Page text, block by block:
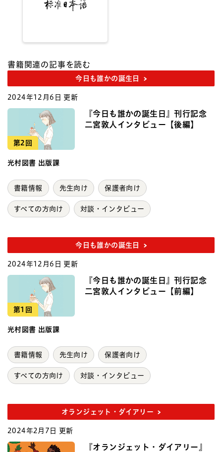
書籍関連の記事を読む
今日も誰かの誕生日
2024年12月6日 更新
第2回
『今日も誰かの誕生日』刊行記念
二宮敦人インタビュー【後編】
光村図書 出版課
書籍情報 先生向け 保護者向け
すべての方向け 対談・インタビュー
今日も誰かの誕生日
2024年12月6日 更新
第1回
『今日も誰かの誕生日』刊行記念
二宮敦人インタビュー【前編】
光村図書 出版課
書籍情報 先生向け 保護者向け
すべての方向け 対談・インタビュー
オランジェット・ダイアリー
2024年2月7日 更新
『オランジェット・ダイアリー』